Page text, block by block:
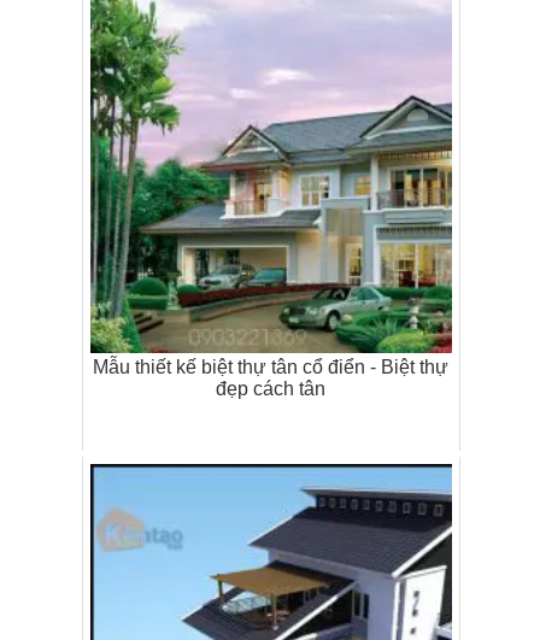
Mẫu thiết kế biệt thự tân cổ điển - Biệt thự
đẹp cách tân